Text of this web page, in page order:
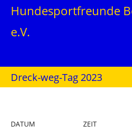
Zum
Inhalt
springen
Hundesportfreunde
e.V.
Dreck-weg-Tag 2023
DATUM ZEIT